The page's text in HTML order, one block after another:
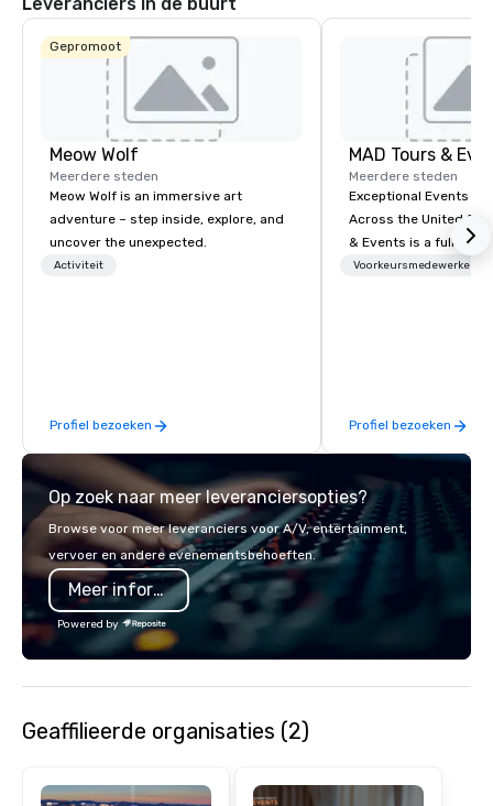
Gepromoot
Meow Wolf
Meerdere steden
Meow Wolf is an immersive art
adventure – step inside, explore, and
uncover the unexpected.
Activiteit
Profiel bezoeken
MAD Tours &
Meerdere steden
Exceptional Events &
Across the United States! MAD
& Events is a full-
Management
sourcing,
transportation, VIP
events, exclusive
on-site coordination.
executive gatherings
Spanish, and English,
across destinations
Voorkeursmedewerkers
Profiel bezoeken
Op zoek naar meer leveranciersopties?
Browse voor meer leveranciers voor A/V, entertainment,
vervoer en andere evenementsbehoeften.
Meer informatie
Powered by
Geaffilieerde organisaties (2)